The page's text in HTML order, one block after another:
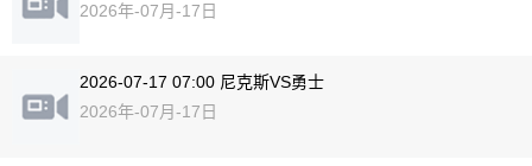
2026年-07月-17日
2026-07-17 07:00 尼克斯VS勇士
2026年-07月-17日